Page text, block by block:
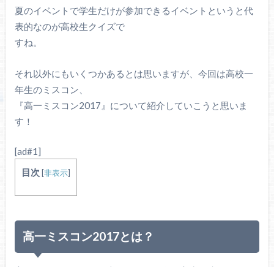
夏のイベントで学生だけが参加できるイベントというと代
表的なのが高校生クイズで
すね。
それ以外にもいくつかあるとは思いますが、今回は高校一
年生のミスコン、
『高一ミスコン2017』について紹介していこうと思いま
す！
[ad#1]
目次 [非表示]
高一ミスコン2017とは？